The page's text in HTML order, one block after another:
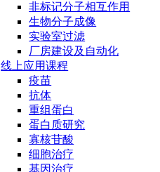
非标记分子相互作用
生物分子成像
实验室过滤
厂房建设及自动化
线上应用课程
疫苗
抗体
重组蛋白
蛋白质研究
寡核苷酸
细胞治疗
基因治疗